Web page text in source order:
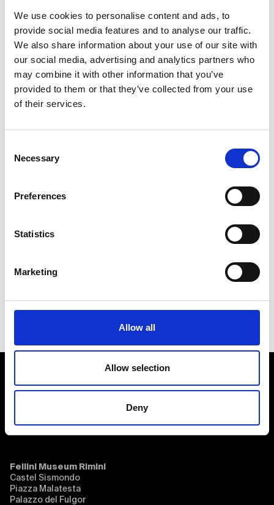
We use cookies to personalise content and ads, to
provide social media features and to analyse our traffic.
We also share information about your use of our site with
our social media, advertising and analytics partners who
may combine it with other information that you’ve
provided to them or that they’ve collected from your use
of their services.
Selection
Necessary
Preferences
Statistics
Marketing
Allow all
Allow selection
Deny
anticipando il legame tra arte e cultura di massa.
Tra le opere in mostra, emergono anche contributi
di fotografi iconici come Araki e Mapplethorpe,
oltre a illustratori come Guido Crepax e Milo
Manara. La mostra offre uno sguardo unico sulle
collaborazioni tra artisti e musicisti, come quella
tra Lady Gaga e Jeff Koons, o tra i Rolling Stones e
Club Tenco, l’esposizione celebra l’evoluzione di
un’arte che ha saputo trasformare un semplice
Fellini Museum Rimini
Castel Sismondo
Piazza Malatesta
Palazzo del Fulgor